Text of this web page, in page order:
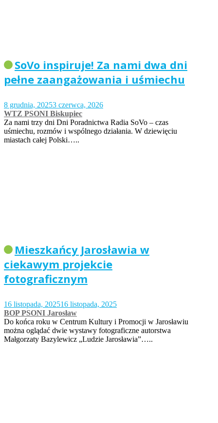
SoVo inspiruje! Za nami dwa dni
pełne zaangażowania i uśmiechu
8 grudnia, 20253 czerwca, 2026
WTZ PSONI Biskupiec
Za nami trzy dni Dni Poradnictwa Radia SoVo – czas
uśmiechu, rozmów i wspólnego działania. W dziewięciu
miastach całej Polski…..
Mieszkańcy Jarosławia w
ciekawym projekcie
fotograficznym
16 listopada, 202516 listopada, 2025
BOP PSONI Jarosław
Do końca roku w Centrum Kultury i Promocji w Jarosławiu
można oglądać dwie wystawy fotograficzne autorstwa
Małgorzaty Bazylewicz „Ludzie Jarosławia”…..